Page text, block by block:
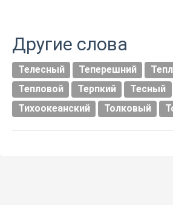
Другие слова
Телесный Теперешний
Тепловой
Терпкий Тесный
Тихоокеанский
Толковый